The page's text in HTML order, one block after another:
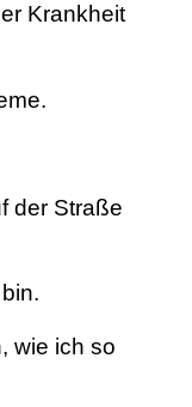
Krankheit
der Straße
wie ich so